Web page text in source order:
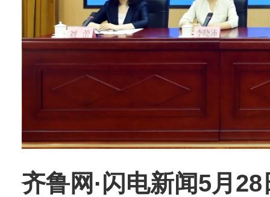
齐鲁网 ·闪电新闻5月28